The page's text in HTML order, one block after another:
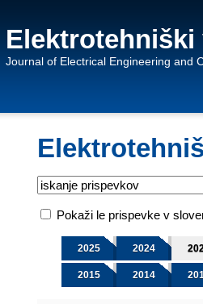
Elektrotehniški
Journal of Electrical Engineering and
Pokaži le prispevke v
2025 2024
2015 2014